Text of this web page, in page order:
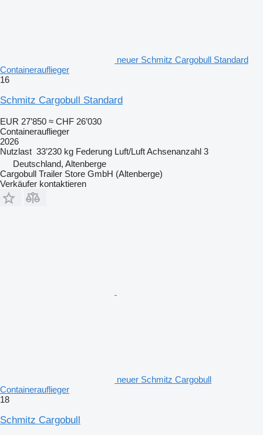
neuer Schmitz Cargobull Standard
Containerauflieger
16
Schmitz Cargobull Standard
EUR 27’850 ≈ CHF 26’030
Containerauflieger
2026
Nutzlast 33’230 kg Federung Luft/LuftAchsenanzahl 3
Deutschland, Altenberge
Cargobull Trailer Store GmbH (Altenberge)
Verkäufer kontaktieren
neuer Schmitz Cargobull
Containerauflieger
18
Schmitz Cargobull